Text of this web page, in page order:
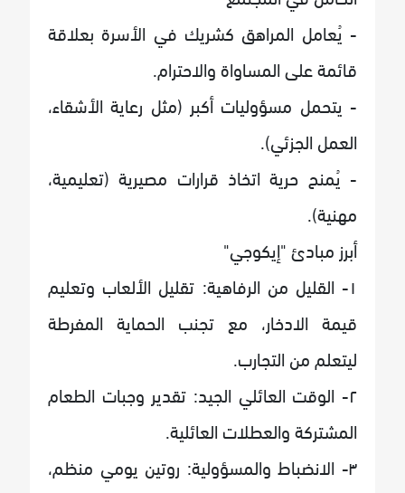
- يُعامل المراهق كشريك في الأسرة بعلاقة
قائمة على المساواة والاحترام.
- يتحمل مسؤوليات أكبر (مثل رعاية الأشقاء،
العمل الجزئي).
- يُمنح حرية اتخاذ قرارات مصيرية (تعليمية،
مهنية).
أبرز مبادئ "إيكوجي"
١- القليل من الرفاهية: تقليل الألعاب وتعليم
قيمة الادخار، مع تجنب الحماية المفرطة
ليتعلم من التجارب.
٢- الوقت العائلي الجيد: تقدير وجبات الطعام
المشتركة والعطلات العائلية.
٣- الانضباط والمسؤولية: روتين يومي منظم،